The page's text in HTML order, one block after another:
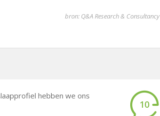
bron: Q&A Research & Consultancy
hebben we ons
10